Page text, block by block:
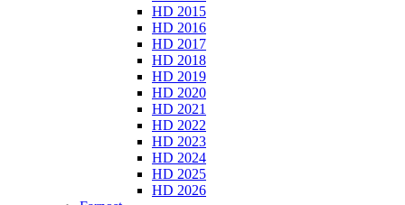
HD 2015
HD 2016
HD 2017
HD 2018
HD 2019
HD 2020
HD 2021
HD 2022
HD 2023
HD 2024
HD 2025
HD 2026